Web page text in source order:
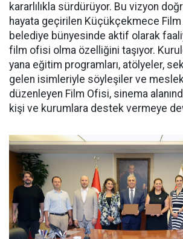
kararlılıkla sürdürüyor. Bu vizyon
hayata geçirilen Küçükçekmece
belediye bünyesinde aktif olarak
film ofisi olma özelliğini taşıyor.
yana eğitim programları, atölyeler,
gelen isimleriyle söyleşiler ve
düzenleyen Film Ofisi, sinema
kişi ve kurumlara destek vermeye